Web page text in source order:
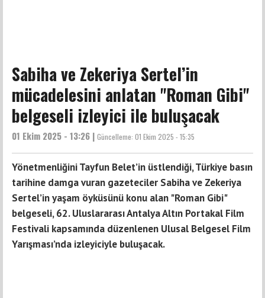
Sabiha ve Zekeriya Sertel’in
mücadelesini anlatan "Roman Gibi"
belgeseli izleyici ile buluşacak
01 Ekim 2025 - 13:26 | Güncelleme: 01 Ekim 2025 - 15:35
Yönetmenliğini Tayfun Belet’in üstlendiği, Türkiye basın
tarihine damga vuran gazeteciler Sabiha ve Zekeriya
Sertel’in yaşam öyküsünü konu alan "Roman Gibi"
belgeseli, 62. Uluslararası Antalya Altın Portakal Film
Festivali kapsamında düzenlenen Ulusal Belgesel Film
Yarışması’nda izleyiciyle buluşacak.